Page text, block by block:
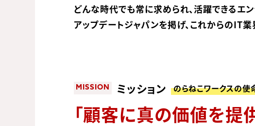
どんな時代でも常に求められ、活躍できるエ
アップデートジャパンを掲げ、これからのIT業
MISSION ミッション のらねこワークスの使
「顧客に真の価値を提